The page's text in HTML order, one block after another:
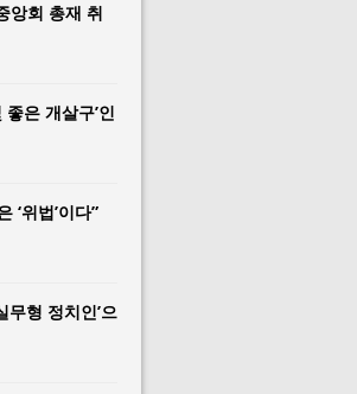
앙회 총재 취
은 개살구’인
‘위법’이다”
무형 정치인’으